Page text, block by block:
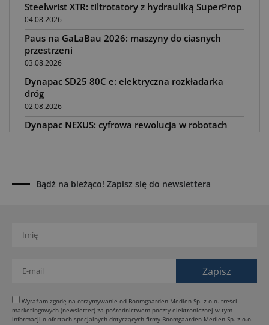
Steelwrist XTR: tiltrotatory z hydrauliką SuperProp
04.08.2026
Paus na GaLaBau 2026: maszyny do ciasnych
przestrzeni
03.08.2026
Dynapac SD25 80C e: elektryczna rozkładarka
dróg
02.08.2026
Dynapac NEXUS: cyfrowa rewolucja w robotach
177 BVO-5 PL
30.07.2026
29.07.2026
HIMOINSA na IRE Maastricht: mobilna energia dla
rentalu
28.07.2026
Bądź na bieżąco! Zapisz się do newslettera
Wyrażam zgodę na otrzymywanie od Boomgaarden Medien Sp. z o.o. treści
marketingowych (newsletter) za pośrednictwem poczty elektronicznej w tym
informacji o ofertach specjalnych dotyczących firmy Boomgaarden Medien Sp. z o.o.